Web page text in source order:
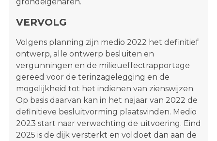
VERVOLG
Volgens planning zijn medio 2022 het definitief
ontwerp, alle ontwerp besluiten en
vergunningen en de milieueffectrapportage
gereed voor de terinzagelegging en de
mogelijkheid tot het indienen van zienswijzen.
Op basis daarvan kan in het najaar van 2022 de
definitieve besluitvorming plaatsvinden. Medio
2023 start naar verwachting de uitvoering. Eind
2025 is de dijk versterkt en voldoet dan aan de